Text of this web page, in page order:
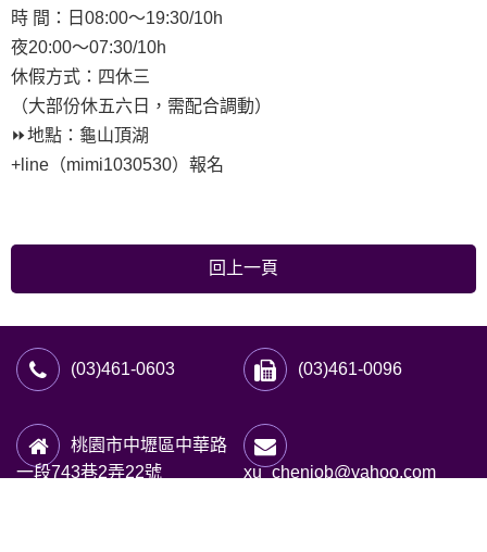
時 間：日08:00～19:30/10h
夜20:00～07:30/10h
休假方式：四休三
（大部份休五六日，需配合調動）
⏩地點：龜山頂湖
+line（mimi1030530）報名
回上一頁
(03)461-0603 (03)461-0096
桃園市中壢區中華路
一段743巷2弄22號
xu_chenjob@yahoo.com